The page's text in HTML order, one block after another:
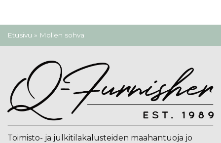
Olet täällä
Etusivu » Mollen sohva
Toimisto- ja julkitilakalusteiden maahantuoja jo